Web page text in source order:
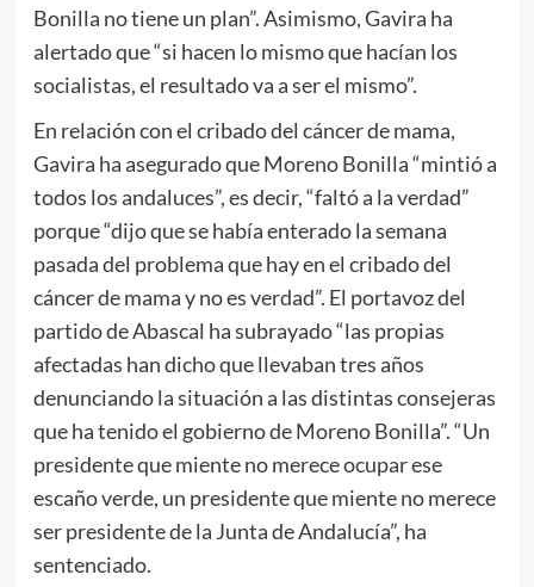
Bonilla no tiene un plan”. Asimismo, Gavira ha
alertado que “si hacen lo mismo que hacían los
socialistas, el resultado va a ser el mismo”.
En relación con el cribado del cáncer de mama,
Gavira ha asegurado que Moreno Bonilla “mintió a
todos los andaluces”, es decir, “faltó a la verdad”
porque “dijo que se había enterado la semana
pasada del problema que hay en el cribado del
cáncer de mama y no es verdad”. El portavoz del
partido de Abascal ha subrayado “las propias
afectadas han dicho que llevaban tres años
denunciando la situación a las distintas consejeras
que ha tenido el gobierno de Moreno Bonilla”. “Un
presidente que miente no merece ocupar ese
escaño verde, un presidente que miente no merece
ser presidente de la Junta de Andalucía”, ha
sentenciado.